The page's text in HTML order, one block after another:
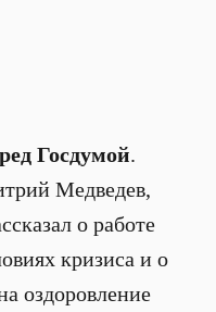
Госдумой.
Медведев,
о работе
кризиса и о
оздоровление